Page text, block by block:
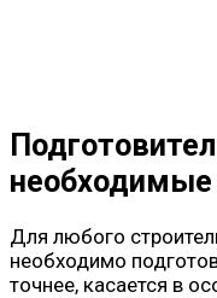
Для любого
необходимо
точнее, касается в